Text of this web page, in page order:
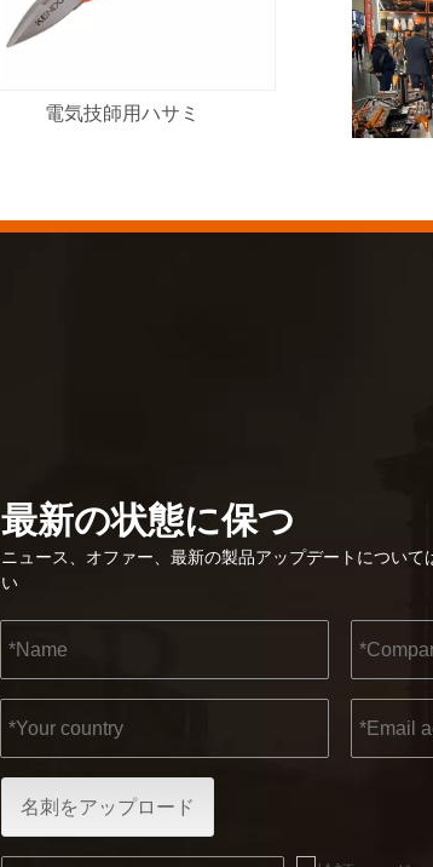
電気技師用ハサミ 多
KENDO
最新の状態に保つ
ニュース、オファー、最新の製品アップデートについて
い
名刺をアップロード